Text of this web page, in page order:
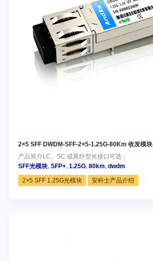
2×5 SFF DWDM-SFF-2×5-1.25G-80Km 收发模块
产品简介LC、SC 或尾纤型光接口可选；
SFF光模块,SFP+,1.25G,80km,dwdm
2×5 SFF 1.25G光模块 安科士产品介绍